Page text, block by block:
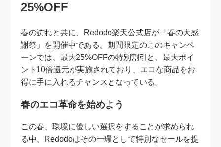
25%OFF
春の訪れと共に、Redodo楽天公式店が「春の大感
謝祭」を開催中である。期間限定のこのキャンペ
ーンでは、最大25%OFFの特別割引と、最大ポイ
ント10倍還元が実施されており、エコな商品をお
得に手に入れるチャンスとなっている。
春のエコ革命を始めよう
この春、環境に優しい選択をすることが求められ
る中、Redodoはその一環として特別なセールを提